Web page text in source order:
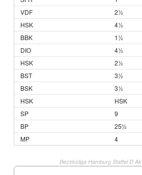
2½
4½
1½
4½
2½
3½
3½
HSK
9
25½
4
Bezirksliga Hamburg Staffel D